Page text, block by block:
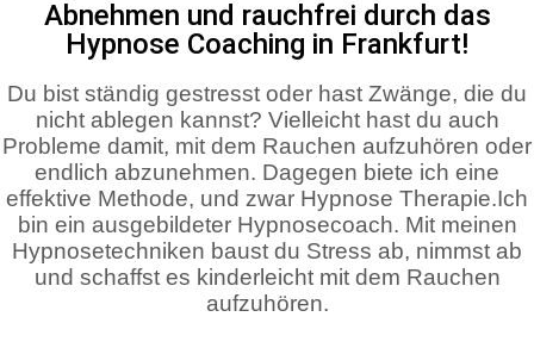
Abnehmen und rauchfrei durch das
Hypnose Coaching in Frankfurt!
Du bist ständig gestresst oder hast Zwänge, die du
nicht ablegen kannst? Vielleicht hast du auch
Probleme damit, mit dem Rauchen aufzuhören oder
endlich abzunehmen. Dagegen biete ich eine
effektive Methode, und zwar Hypnose Therapie.Ich
bin ein ausgebildeter Hypnosecoach. Mit meinen
Hypnosetechniken baust du Stress ab, nimmst ab
und schaffst es kinderleicht mit dem Rauchen
aufzuhören.